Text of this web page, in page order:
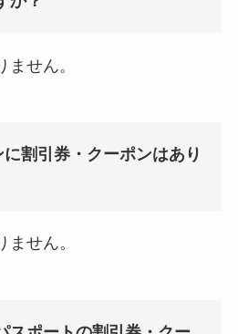
ません。
割引券・クーポンはあり
ません。